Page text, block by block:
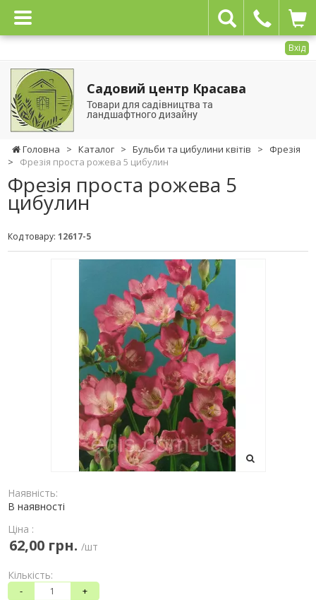
Вхід
Садовий центр Красава
Товари для садівництва та
ландшафтного дизайну
Головна > Каталог > Бульби та цибулини квітів >
Фрезія
>
Фрезія проста рожева 5 цибулин
Фрезія проста рожева 5
цибулин
Код товару: 12617-5
Наявність:
В наявності
Ціна :
62,00 грн. /шт
Кількість:
- +